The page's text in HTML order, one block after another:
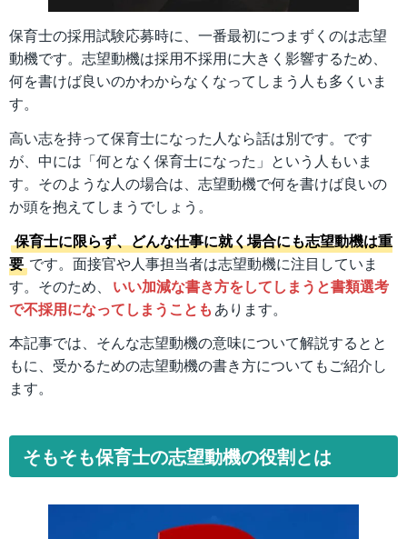
保育士の採用試験応募時に、一番最初につまずくのは志望
動機です。志望動機は採用不採用に大きく影響するため、
何を書けば良いのかわからなくなってしまう人も多くいま
す。
高い志を持って保育士になった人なら話は別です。です
が、中には「何となく保育士になった」という人もいま
す。そのような人の場合は、志望動機で何を書けば良いの
か頭を抱えてしまうでしょう。
保育士に限らず、どんな仕事に就く場合にも志望動機は重
要 です。面接官や人事担当者は志望動機に注目していま
す。そのため、
いい加減な書き方をしてしまうと書類選考
で不採用になってしまうことも あります。
本記事では、そんな志望動機の意味について解説するとと
もに、受かるための志望動機の書き方についてもご紹介し
ます。
そもそも保育士の志望動機の役割とは